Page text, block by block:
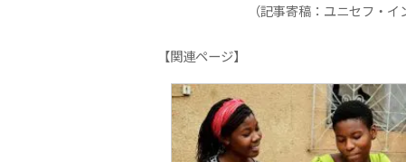
（記事寄稿：ユニセフ・
【関連ページ】